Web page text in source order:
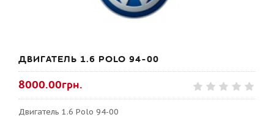
ДВИГАТЕЛЬ 1.6 POLO 94-00
8000.00грн.
Двигатель 1.6 Polo 94-00